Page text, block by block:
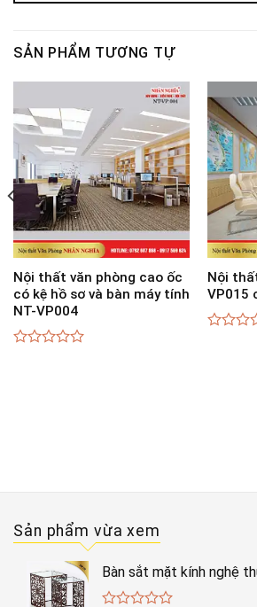
SẢN PHẨM TƯƠNG TỰ
Nội thất văn phòng cao ốc
có kệ hồ sơ và bàn máy tính
NT-VP004
Nội
VP015
Sản phẩm vừa xem
Bàn sắt mặt kính nghệ